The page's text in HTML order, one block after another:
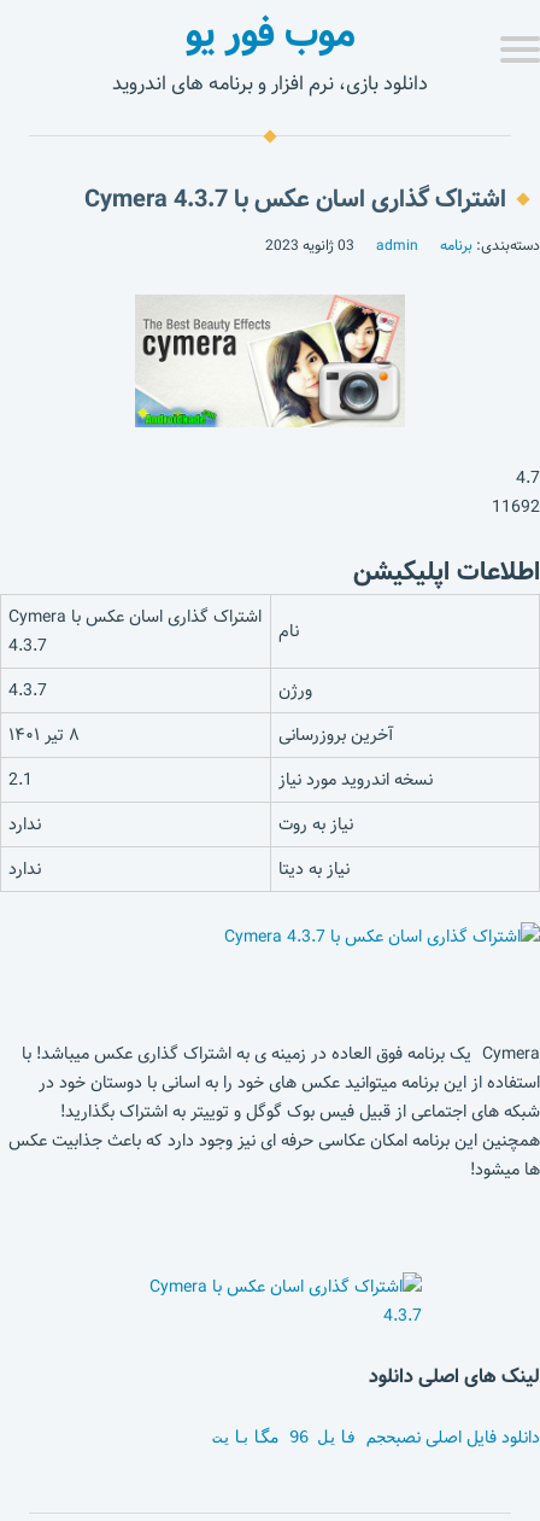
موب فور یو
دانلود بازی، نرم افزار و برنامه های اندروید
اشتراک گذاری اسان عکس با Cymera 4.3.7
دسته‌بندی: برنامه admin 03 ژانویه 2023
4.7
11692
اطلاعات اپلیکیشن
نام
اشتراک گذاری اسان عکس با Cymera
4.3.7
ورژن
4.3.7
آخرین بروزرسانی
۸ تیر ۱۴۰۱
نسخه اندروید مورد نیاز
2.1
نیاز به روت
ندارد
نیاز به دیتا
ندارد
Cymera یک برنامه فوق العاده در زمینه ی به اشتراک گذاری عکس میباشد! با
استفاده از این برنامه میتوانید عکس های خود را به اسانی با دوستان خود در
شبکه های اجتماعی از قبیل فیس بوک گوگل و توییتر به اشتراک بگذارید!
همچنین این برنامه امکان عکاسی حرفه ای نیز وجود دارد که باعث جذابیت عکس
ها میشود!
لینک های اصلی دانلود
دانلود فایل اصلی نصبحجم فایل 96 مگابایت